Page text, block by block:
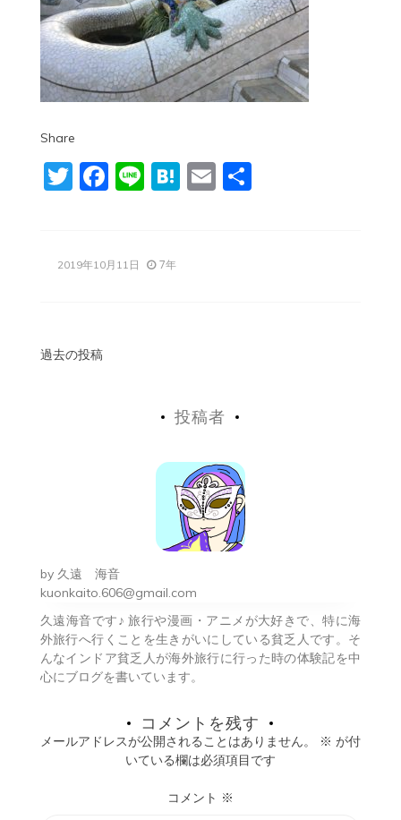
Share
Twitter
Facebook
LineHatena
Email
共
2019年10月11日 7年
投
シ
ョ
ン
過去の投稿
投稿者
by 久遠 海音
kuonkaito.606@gmail.com
久遠海音です♪ 旅行や漫画・アニメが大好きで、特に海
外旅行へ行くことを生きがいにしている貧乏人です。そ
んなインドア貧乏人が海外旅行に行った時の体験記を中
心にブログを書いています。
コメントを残す
メールアドレスが公開されることはありません。 ※ が付
いている欄は必須項目です
コメント ※